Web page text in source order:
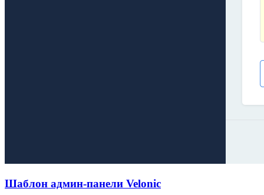
Шаблон админ-панели Velonic